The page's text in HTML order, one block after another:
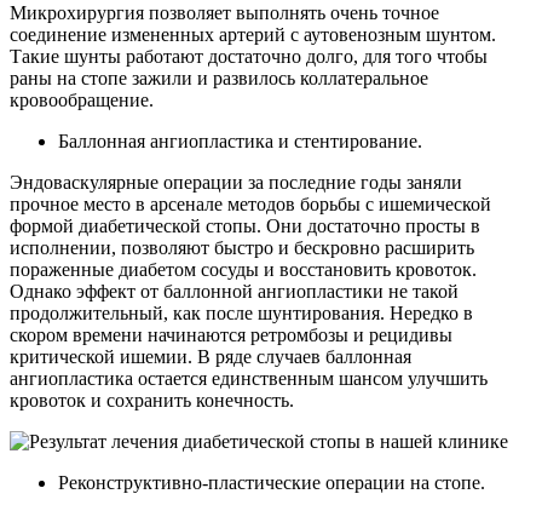
Микрохирургия позволяет выполнять очень точное
соединение измененных артерий с аутовенозным шунтом.
Такие шунты работают достаточно долго, для того чтобы
раны на стопе зажили и развилось коллатеральное
кровообращение.
Баллонная ангиопластика и стентирование.
Эндоваскулярные операции за последние годы заняли
прочное место в арсенале методов борьбы с ишемической
формой диабетической стопы. Они достаточно просты в
исполнении, позволяют быстро и бескровно расширить
пораженные диабетом сосуды и восстановить кровоток.
Однако эффект от баллонной ангиопластики не такой
продолжительный, как после шунтирования. Нередко в
скором времени начинаются ретромбозы и рецидивы
критической ишемии. В ряде случаев баллонная
ангиопластика остается единственным шансом улучшить
кровоток и сохранить конечность.
Реконструктивно-пластические операции на стопе.